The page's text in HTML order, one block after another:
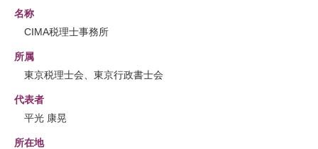
名称
CIMA税理士事務所
所属
東京税理士会、東京行政書士会
代表者
平光 康晃
所在地